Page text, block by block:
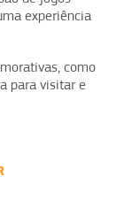
experiência
como
para visitar e